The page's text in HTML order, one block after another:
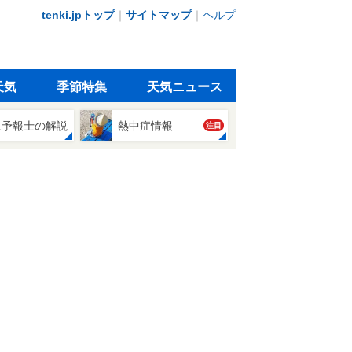
tenki.jpトップ｜ サイトマップ｜ ヘルプ
気 季節特集 天気ニュース
報士の解説 熱中症情報 注目